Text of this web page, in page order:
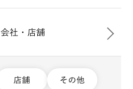
会社・店舗
店舗 その他